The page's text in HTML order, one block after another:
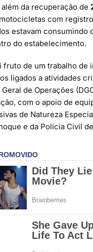
da recuperação de
com
estavam consumindo
do estabelecimento.
fruto de um trabalho de
ligados a atividades
de Operações
com o apoio de
de Natureza
e da Polícia Civil